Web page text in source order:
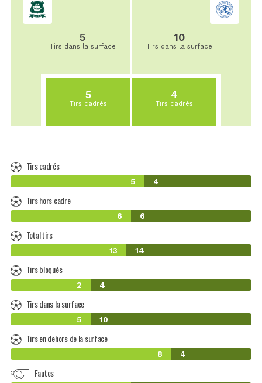
5
Tirs dans la surface
5
Tirs cadrés
10
Tirs dans la surface
4
Tirs cadrés
Tirs cadrés
5 4
Tirs hors cadre
6 6
Total tirs
13 14
Tirs bloqués
2 4
Tirs dans la surface
5 10
Tirs en dehors de la surface
8 4
Fautes